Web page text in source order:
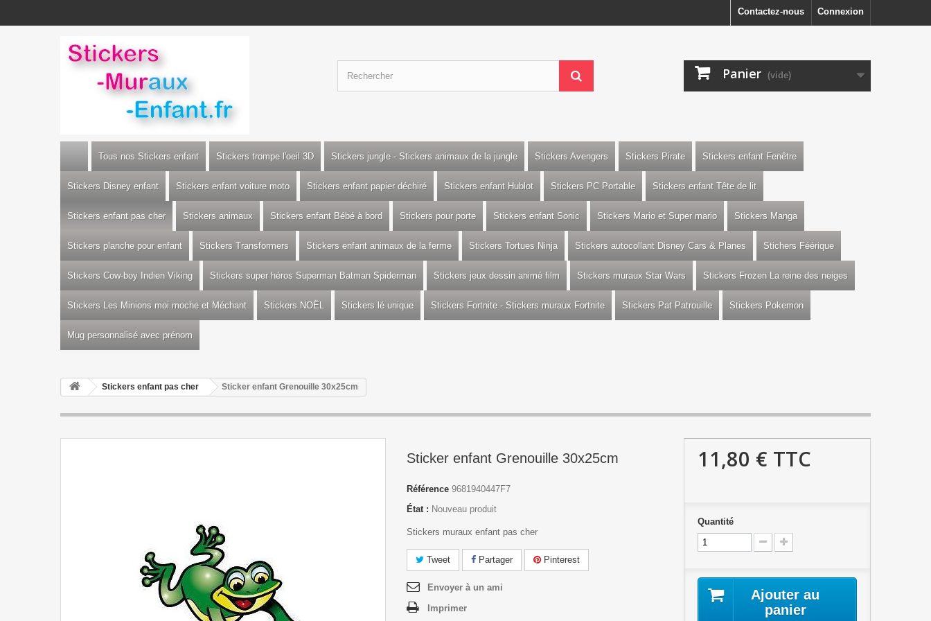
Connexion
Contactez-nous
Panier (vide)
Tous nos Stickers enfant Stickers trompe l'oeil 3D Stickers jungle - Stickers animaux de la jungle Stickers Avengers Stickers Pirate Stickers enfant Fenêtre
Stickers Disney enfant Stickers enfant voiture moto Stickers enfant papier déchiré Stickers enfant Hublot Stickers PC Portable Stickers enfant Tête de lit
Stickers enfant pas cher Stickers animaux Stickers enfant Bébé à bord Stickers pour porte Stickers enfant Sonic Stickers Mario et Super mario Stickers Manga
Stickers planche pour enfant Stickers Transformers Stickers enfant animaux de la ferme Stickers Tortues Ninja Stickers autocollant Disney Cars & Planes Stichers Féérique
Stickers Cow-boy Indien Viking Stickers super héros Superman Batman Spiderman Stickers jeux dessin animé film Stickers muraux Star Wars Stickers Frozen La reine des neiges
Stickers Les Minions moi moche et Méchant Stickers NOËL Stickers lé unique Stickers Fortnite - Stickers muraux Fortnite Stickers Pat Patrouille Stickers Pokemon
Mug personnalisé avec prénom
Stickers enfant pas cher Sticker enfant Grenouille 30x25cm
Sticker enfant Grenouille 30x25cm
Référence 9681940447F7
État : Nouveau produit
Stickers muraux enfant pas cher
Tweet Partager Pinterest
Envoyer à un ami
Imprimer
11,80 € TTC
Quantité
Ajouter au
panier